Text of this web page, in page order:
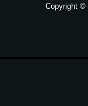
Copyright ©
Got it